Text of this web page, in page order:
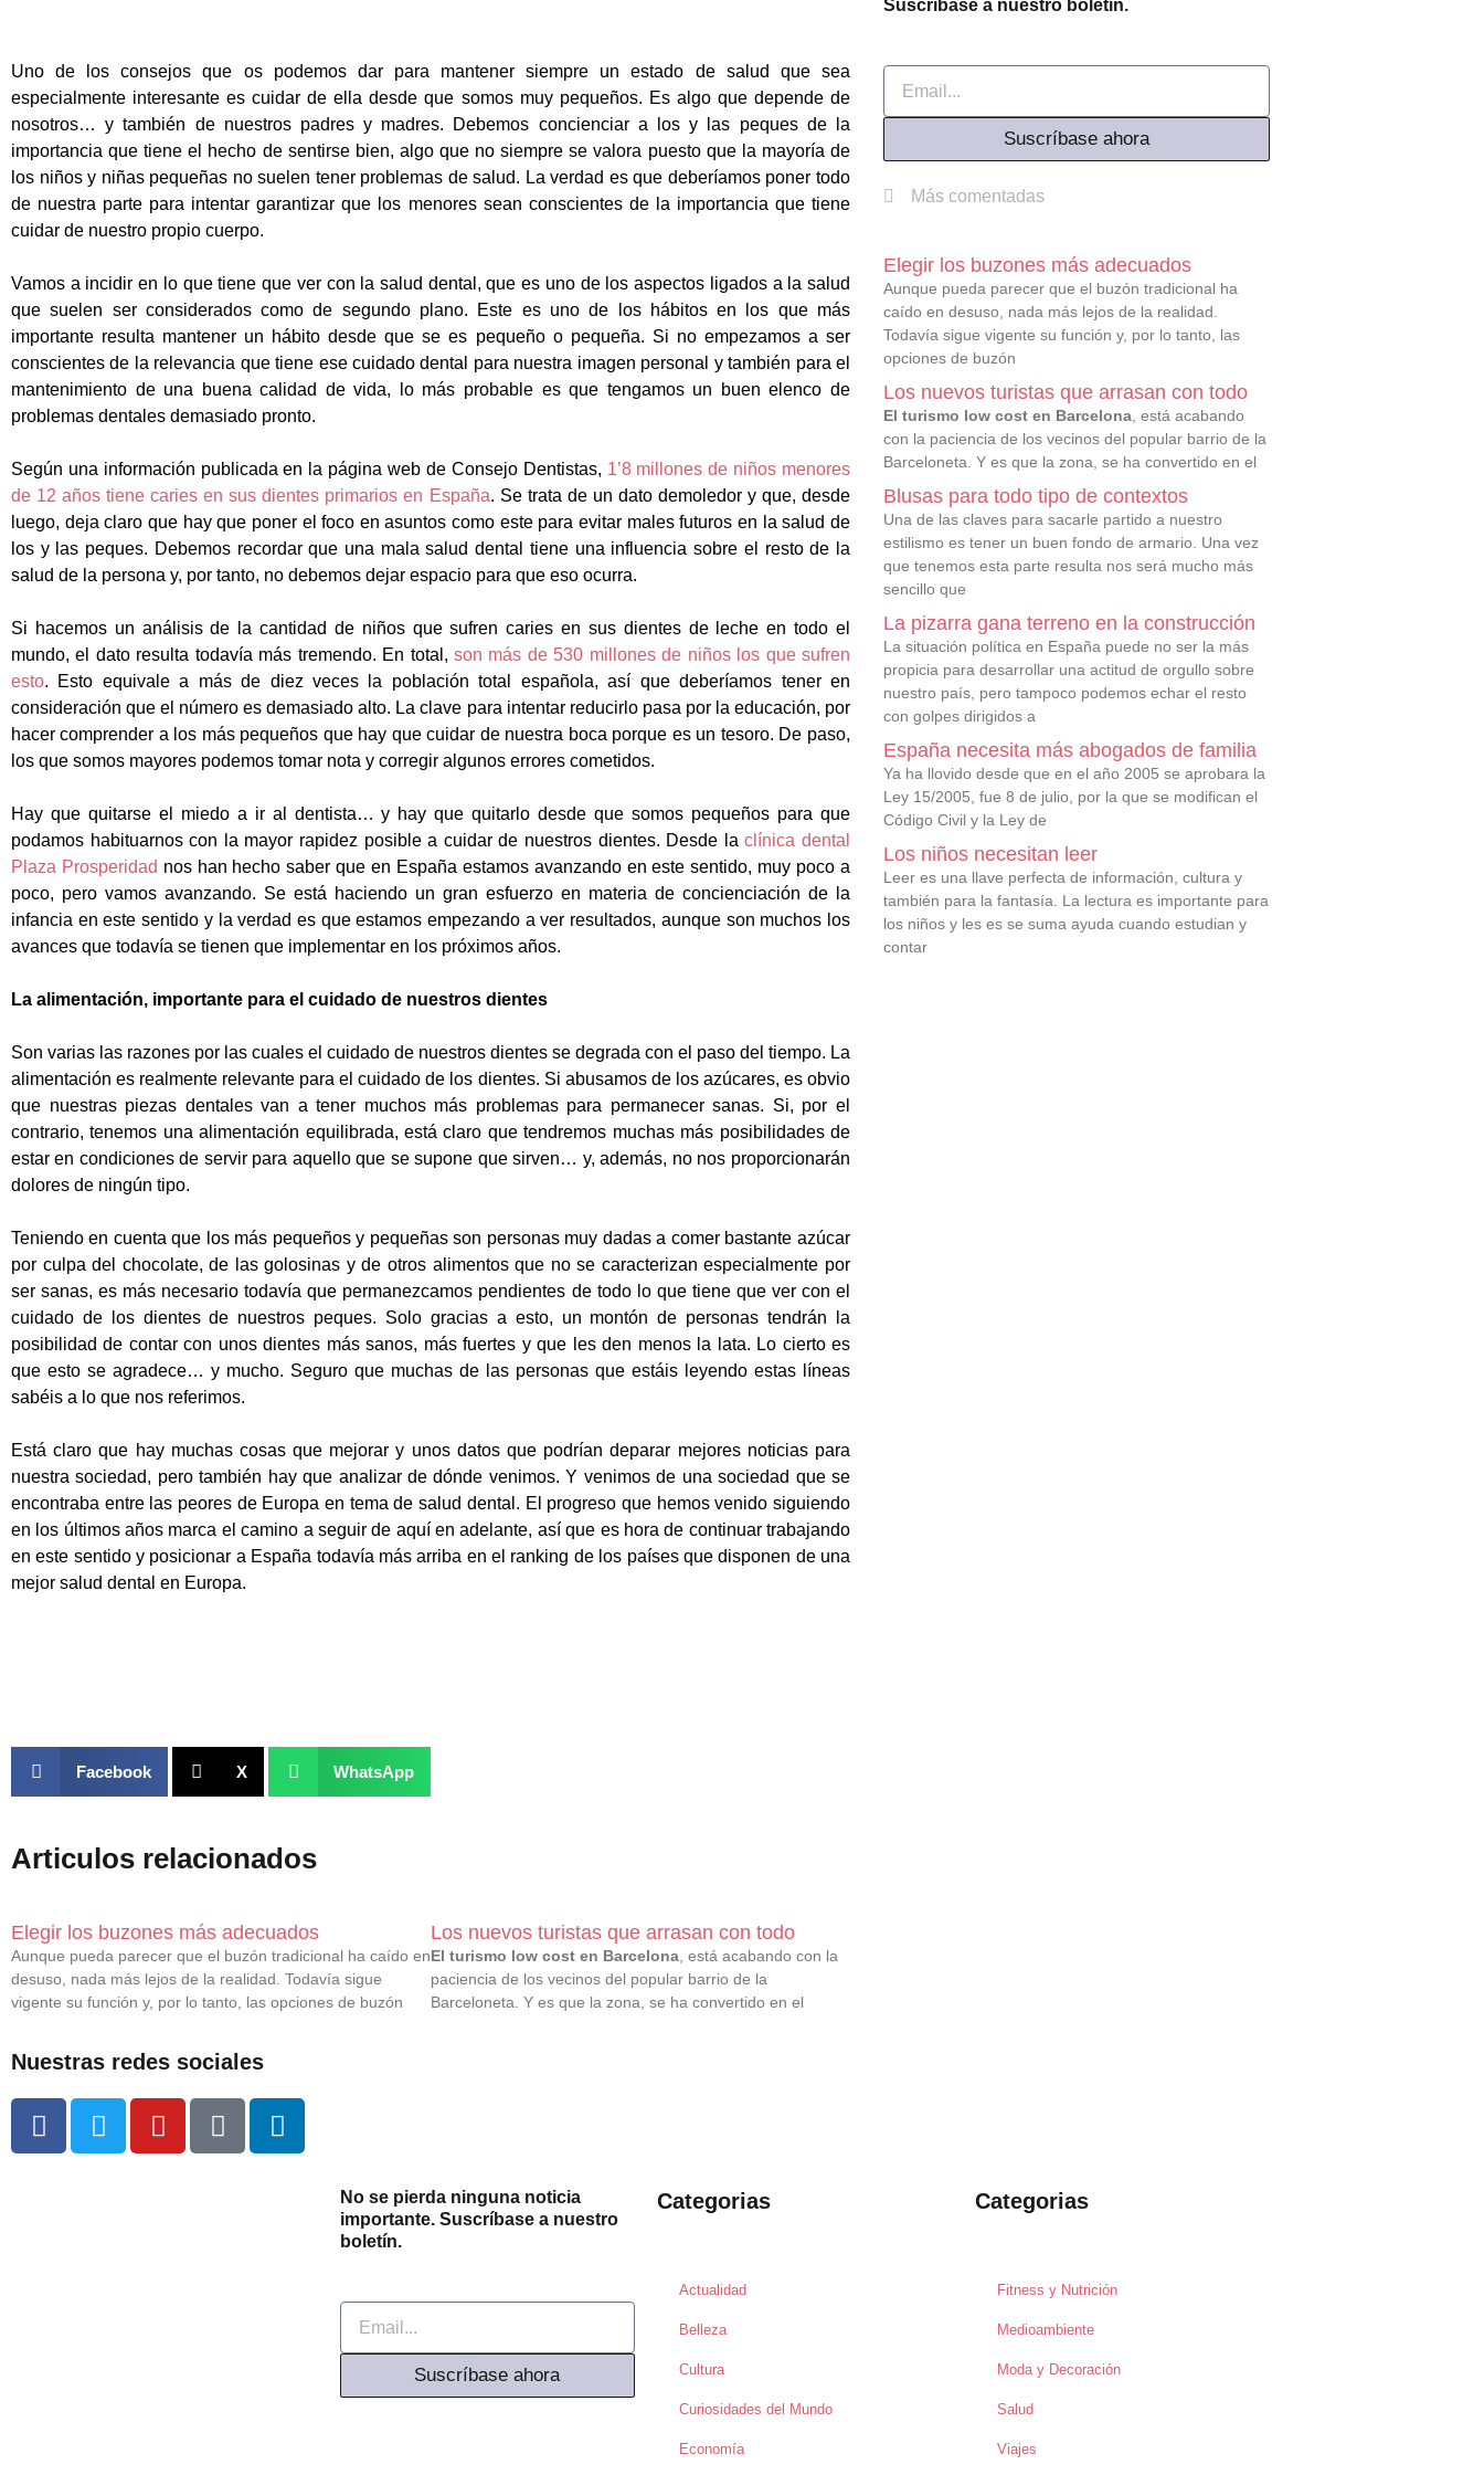
Uno de los consejos que os podemos dar para mantener siempre un estado de salud que sea
especialmente interesante es cuidar de ella desde que somos muy pequeños. Es algo que depende de
nosotros… y también de nuestros padres y madres. Debemos concienciar a los y las peques de la
importancia que tiene el hecho de sentirse bien, algo que no siempre se valora puesto que la mayoría de
los niños y niñas pequeñas no suelen tener problemas de salud. La verdad es que deberíamos poner todo
de nuestra parte para intentar garantizar que los menores sean conscientes de la importancia que tiene
cuidar de nuestro propio cuerpo.
Vamos a incidir en lo que tiene que ver con la salud dental, que es uno de los aspectos ligados a la salud
que suelen ser considerados como de segundo plano. Este es uno de los hábitos en los que más
importante resulta mantener un hábito desde que se es pequeño o pequeña. Si no empezamos a ser
conscientes de la relevancia que tiene ese cuidado dental para nuestra imagen personal y también para el
mantenimiento de una buena calidad de vida, lo más probable es que tengamos un buen elenco de
problemas dentales demasiado pronto.
Según una información publicada en la página web de Consejo Dentistas, 1’8 millones de niños menores
de 12 años tiene caries en sus dientes primarios en España. Se trata de un dato demoledor y que, desde
luego, deja claro que hay que poner el foco en asuntos como este para evitar males futuros en la salud de
los y las peques. Debemos recordar que una mala salud dental tiene una influencia sobre el resto de la
salud de la persona y, por tanto, no debemos dejar espacio para que eso ocurra.
Si hacemos un análisis de la cantidad de niños que sufren caries en sus dientes de leche en todo el
mundo, el dato resulta todavía más tremendo. En total, son más de 530 millones de niños los que sufren
esto. Esto equivale a más de diez veces la población total española, así que deberíamos tener en
consideración que el número es demasiado alto. La clave para intentar reducirlo pasa por la educación, por
hacer comprender a los más pequeños que hay que cuidar de nuestra boca porque es un tesoro. De paso,
los que somos mayores podemos tomar nota y corregir algunos errores cometidos.
Hay que quitarse el miedo a ir al dentista… y hay que quitarlo desde que somos pequeños para que
podamos habituarnos con la mayor rapidez posible a cuidar de nuestros dientes. Desde laclínica dental
Plaza Prosperidad nos han hecho saber que en España estamos avanzando en este sentido, muy poco a
poco, pero vamos avanzando. Se está haciendo un gran esfuerzo en materia de concienciación de la
infancia en este sentido y la verdad es que estamos empezando a ver resultados, aunque son muchos los
avances que todavía se tienen que implementar en los próximos años.
La alimentación, importante para el cuidado de nuestros dientes
Son varias las razones por las cuales el cuidado de nuestros dientes se degrada con el paso del tiempo. La
alimentación es realmente relevante para el cuidado de los dientes. Si abusamos de los azúcares, es obvio
que nuestras piezas dentales van a tener muchos más problemas para permanecer sanas. Si, por el
contrario, tenemos una alimentación equilibrada, está claro que tendremos muchas más posibilidades de
estar en condiciones de servir para aquello que se supone que sirven… y, además, no nos proporcionarán
dolores de ningún tipo.
Teniendo en cuenta que los más pequeños y pequeñas son personas muy dadas a comer bastante azúcar
por culpa del chocolate, de las golosinas y de otros alimentos que no se caracterizan especialmente por
ser sanas, es más necesario todavía que permanezcamos pendientes de todo lo que tiene que ver con el
cuidado de los dientes de nuestros peques. Solo gracias a esto, un montón de personas tendrán la
posibilidad de contar con unos dientes más sanos, más fuertes y que les den menos la lata. Lo cierto es
que esto se agradece… y mucho. Seguro que muchas de las personas que estáis leyendo estas líneas
sabéis a lo que nos referimos.
Está claro que hay muchas cosas que mejorar y unos datos que podrían deparar mejores noticias para
nuestra sociedad, pero también hay que analizar de dónde venimos. Y venimos de una sociedad que se
encontraba entre las peores de Europa en tema de salud dental. El progreso que hemos venido siguiendo
en los últimos años marca el camino a seguir de aquí en adelante, así que es hora de continuar trabajando
en este sentido y posicionar a España todavía más arriba en el ranking de los países que disponen de una
mejor salud dental en Europa.
Facebook X WhatsApp
Articulos relacionados
Elegir los buzones más adecuados
Aunque pueda parecer que el buzón tradicional ha caído en
desuso, nada más lejos de la realidad. Todavía sigue
vigente su función y, por lo tanto, las opciones de buzón
Los nuevos turistas que arrasan con todo
El turismo low cost en Barcelona, está acabando con la
paciencia de los vecinos del popular barrio de la
Barceloneta. Y es que la zona, se ha convertido en el
Suscríbase a nuestro boletín.
Suscríbase ahora
Más comentadas
Elegir los buzones más adecuados
Aunque pueda parecer que el buzón tradicional ha
caído en desuso, nada más lejos de la realidad.
Todavía sigue vigente su función y, por lo tanto, las
opciones de buzón
Los nuevos turistas que arrasan con todo
El turismo low cost en Barcelona, está acabando
con la paciencia de los vecinos del popular barrio de la
Barceloneta. Y es que la zona, se ha convertido en el
Blusas para todo tipo de contextos
Una de las claves para sacarle partido a nuestro
estilismo es tener un buen fondo de armario. Una vez
que tenemos esta parte resulta nos será mucho más
sencillo que
La pizarra gana terreno en la construcción
La situación política en España puede no ser la más
propicia para desarrollar una actitud de orgullo sobre
nuestro país, pero tampoco podemos echar el resto
con golpes dirigidos a
España necesita más abogados de familia
Ya ha llovido desde que en el año 2005 se aprobara la
Ley 15/2005, fue 8 de julio, por la que se modifican el
Código Civil y la Ley de
Los niños necesitan leer
Leer es una llave perfecta de información, cultura y
también para la fantasía. La lectura es importante para
los niños y les es se suma ayuda cuando estudian y
contar
Nuestras redes sociales
F
a
T
w
Y
o
M
e
L
i
No se pierda ninguna noticia
importante. Suscríbase a nuestro
boletín.
Suscríbase ahora
Categorias
Actualidad
Belleza
Cultura
Curiosidades del Mundo
Economía
Categorias
Fitness y Nutrición
Medioambiente
Moda y Decoración
Salud
Viajes